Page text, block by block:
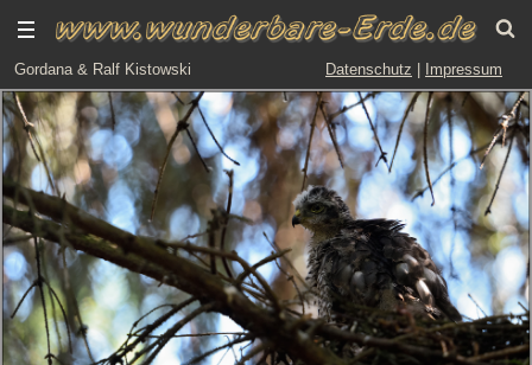
Gordana & Ralf Kistowski Datenschutz Impressum